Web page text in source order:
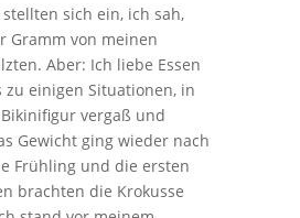
sich ein, ich sah,
Gramm von meinen
Aber: Ich liebe Essen
zu einigen Situationen, in
vergaß und
Gewicht ging wieder nach
Frühling und die ersten
brachten die Krokusse